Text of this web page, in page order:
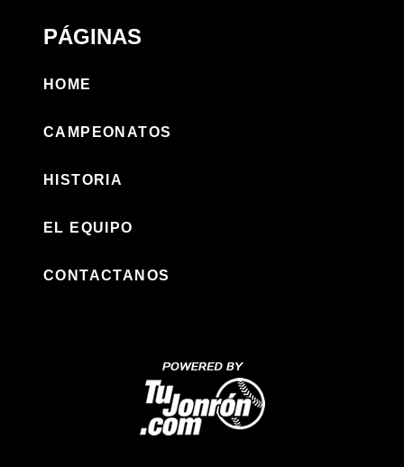
PÁGINAS
HOME
CAMPEONATOS
HISTORIA
EL EQUIPO
CONTACTANOS